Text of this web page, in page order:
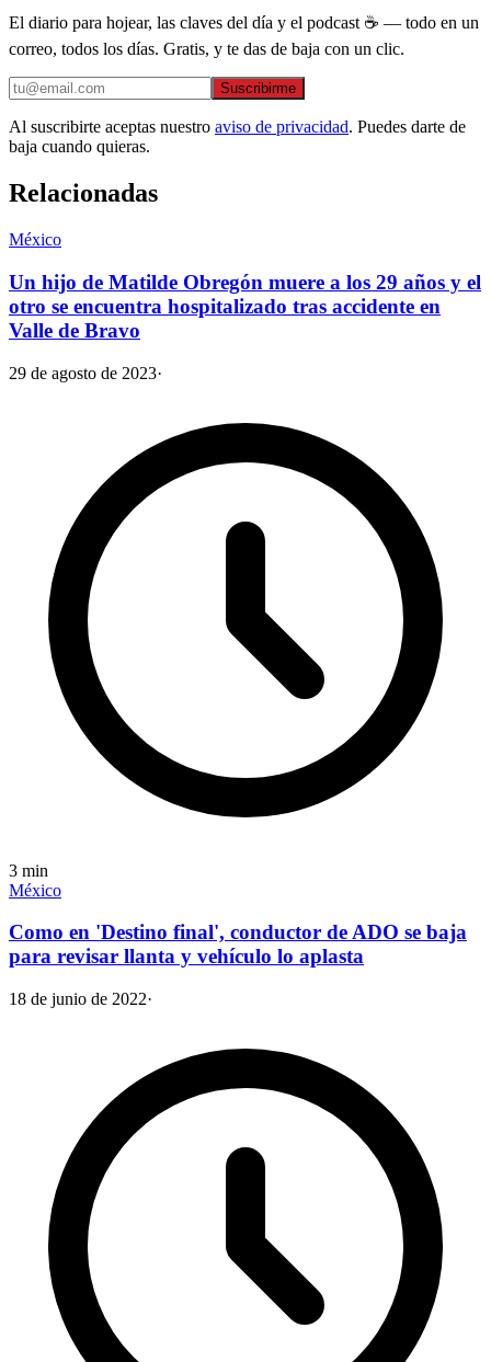
El diario para hojear, las claves del día y el podcast ☕ — todo en un
correo, todos los días. Gratis, y te das de baja con un clic.
Suscribirme
Al suscribirte aceptas nuestro aviso de privacidad. Puedes darte de
baja cuando quieras.
Relacionadas
México
Un hijo de Matilde Obregón muere a los 29 años y el
otro se encuentra hospitalizado tras accidente en
Valle de Bravo
29 de agosto de 2023·
3 min
México
Como en 'Destino final', conductor de ADO se baja
para revisar llanta y vehículo lo aplasta
18 de junio de 2022·